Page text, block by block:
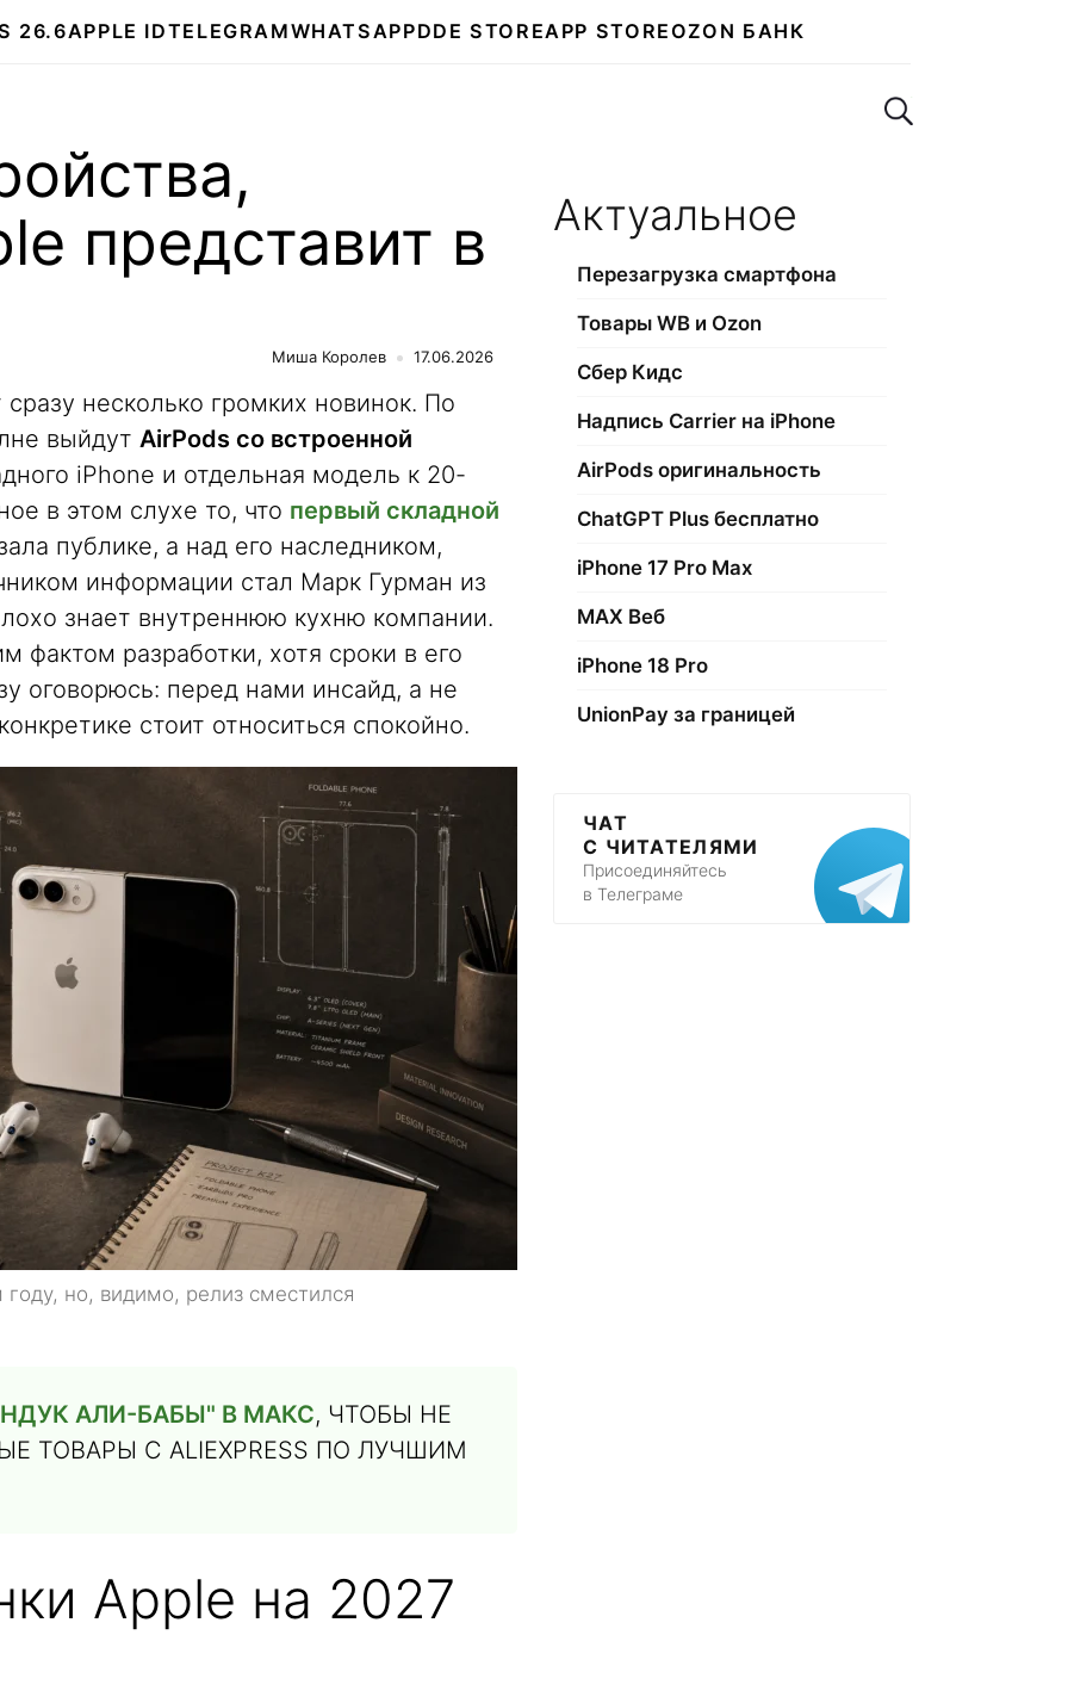
26.6APPLE IDTELEGRAMWHATSAPPDDE STOREAPP STORE OZON БАНК
Поиск по сайту
представит в
Миша Королев 17.06.2026
несколько громких новинок. По
выйдут AirPods со встроенной
iPhone и отдельная модель к 20-
в этом слухе то, что первый складной
публике, а над его наследником,
информации стал Марк Гурман из
знает внутреннюю кухню компании.
фактом разработки, хотя сроки в его
оговорюсь: перед нами инсайд, а не
стоит относиться спокойно.
но, видимо, релиз сместился
АЛИ-БАБЫ" В МАКС, ЧТОБЫ НЕ
ТОВАРЫ С ALIEXPRESS ПО ЛУЧШИМ
Apple на 2027
Актуальное
Перезагрузка смартфона
Товары WB и Ozon
Сбер Кидс
Надпись Carrier на iPhone
AirPods оригинальность
ChatGPT Plus бесплатно
iPhone 17 Pro Max
МАХ Веб
iPhone 18 Pro
UnionPay за границей
ЧАТ
С ЧИТАТЕЛЯМИ
Присоединяйтесь
в Телеграме